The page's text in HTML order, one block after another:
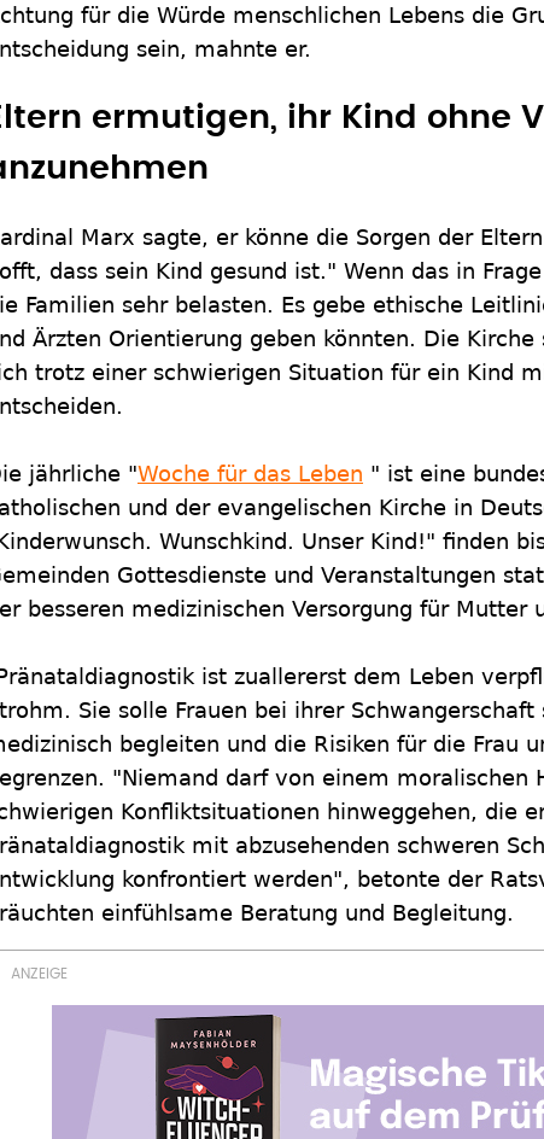
für die Würde menschlichen Lebens die
sein, mahnte er.
ermutigen, ihr Kind ohne
Marx sagte, er könne die Sorgen der
dass sein Kind gesund ist." Wenn das in
Familien sehr belasten. Es gebe ethische
Ärzten Orientierung geben könnten. Die
trotz einer schwierigen Situation für ein Kind
jährliche "Woche für das Leben " ist eine
und der evangelischen Kirche in
Wunschkind. Unser Kind!" finden
Gottesdienste und Veranstaltungen
besseren medizinischen Versorgung für Mutter
ist zuallererst dem Leben
Sie solle Frauen bei ihrer
begleiten und die Risiken für die Frau
"Niemand darf von einem moralischen
Konfliktsituationen hinweggehen, die
mit abzusehenden schweren
konfrontiert werden", betonte der
einfühlsame Beratung und Begleitung.